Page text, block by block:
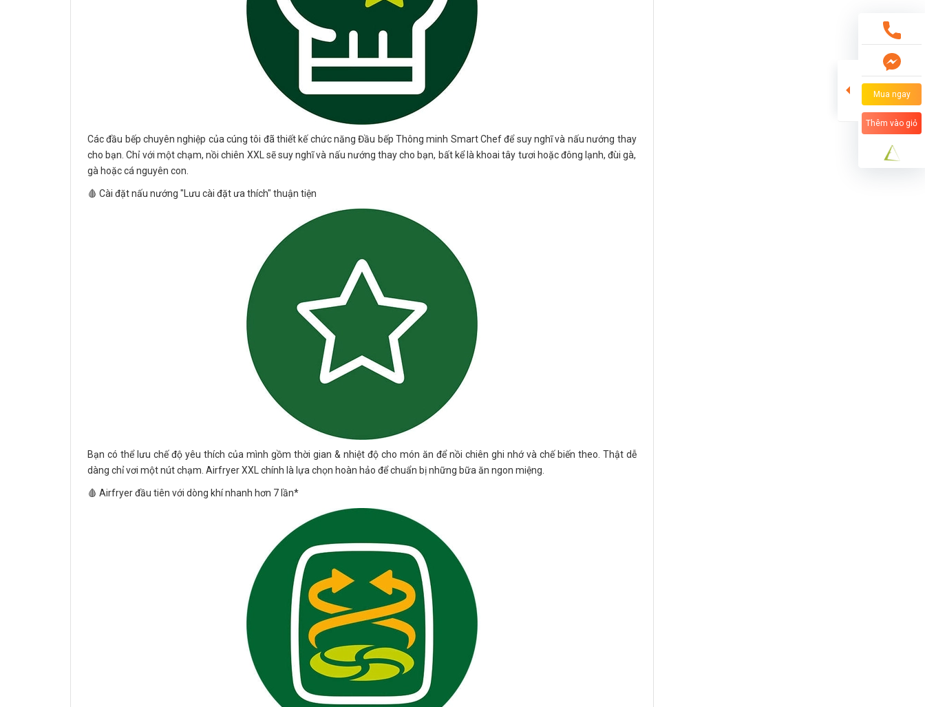
Các đầu bếp chuyên nghiệp của cúng tôi đã thiết kế chức năng Đầu bếp Thông minh Smart Chef để suy nghĩ và nấu nướng thay
cho bạn. Chỉ với một chạm, nồi chiên XXL sẽ suy nghĩ và nấu nướng thay cho bạn, bất kể là khoai tây tươi hoặc đông lạnh, đùi gà,
gà hoặc cá nguyên con.
🩸 Cài đặt nấu nướng "Lưu cài đặt ưa thích" thuận tiện
Bạn có thể lưu chế độ yêu thích của mình gồm thời gian & nhiệt độ cho món ăn để nồi chiên ghi nhớ và chế biến theo. Thật dễ
dàng chỉ vơi một nút chạm. Airfryer XXL chính là lựa chọn hoàn hảo để chuẩn bị những bữa ăn ngon miệng.
🩸 Airfryer đầu tiên với dòng khí nhanh hơn 7 lần*
Mua ngay
Thêm vào giỏ